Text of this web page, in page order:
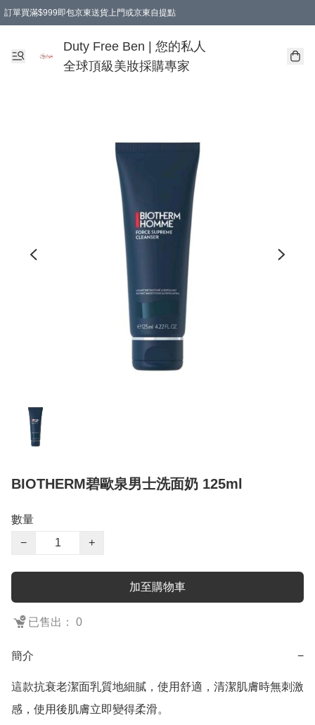
訂單買滿$999即包京東送貨上門或京東自提點
Duty Free Ben | 您的私人
全球頂級美妝採購專家
BIOTHERM碧歐泉男士洗面奶 125ml
數量
−
+
加至購物車
已售出： 0
簡介 −
這款抗衰老潔面乳質地細膩，使用舒適，清潔肌膚時無刺激
感，使用後肌膚立即變得柔滑。